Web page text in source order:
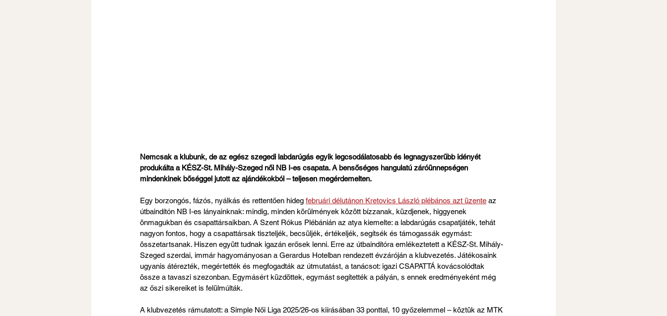
Nemcsak a klubunk, de az egész szegedi labdarúgás egyik legcsodálatosabb és legnagyszerűbb idényét
produkálta a KÉSZ-St. Mihály-Szeged női NB I-es csapata. A bensőséges hangulatú záróünnepségen
mindenkinek bőséggel jutott az ajándékokból – teljesen megérdemelten.
Egy borzongós, fázós, nyálkás és rettentően hideg februári délutánon Kretovics László plébános azt üzente az
útbaindítón NB I-es lányainknak: mindig, minden körülmények között bízzanak, küzdjenek, higgyenek
önmagukban és csapattársaikban. A Szent Rókus Plébánián az atya kiemelte: a labdarúgás csapatjáték, tehát
nagyon fontos, hogy a csapattársak tiszteljék, becsüljék, értékeljék, segítsék és támogassák egymást:
összetartsanak. Hiszen együtt tudnak igazán erősek lenni. Erre az útbaindítóra emlékeztetett a KÉSZ-St. Mihály-
Szeged szerdai, immár hagyományosan a Gerardus Hotelban rendezett évzáróján a klubvezetés. Játékosaink
ugyanis átérezték, megértették és megfogadták az útmutatást, a tanácsot: igazi CSAPATTÁ kovácsolódtak
össze a tavaszi szezonban. Egymásért küzdöttek, egymást segítették a pályán, s ennek eredményeként még
az őszi sikereiket is felülmúlták.
A klubvezetés rámutatott: a Simple Női Liga 2025/26-os kiírásában 33 ponttal, 10 győzelemmel – köztük az MTK